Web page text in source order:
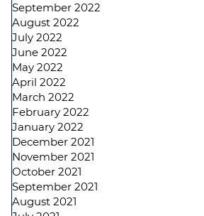
September 2022
August 2022
July 2022
June 2022
May 2022
April 2022
March 2022
February 2022
January 2022
December 2021
November 2021
October 2021
September 2021
August 2021